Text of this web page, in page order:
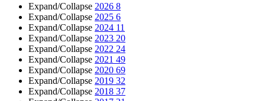
Expand/Collapse 2026 8
Expand/Collapse 2025 6
Expand/Collapse 2024 11
Expand/Collapse 2023 20
Expand/Collapse 2022 24
Expand/Collapse 2021 49
Expand/Collapse 2020 69
Expand/Collapse 2019 32
Expand/Collapse 2018 37